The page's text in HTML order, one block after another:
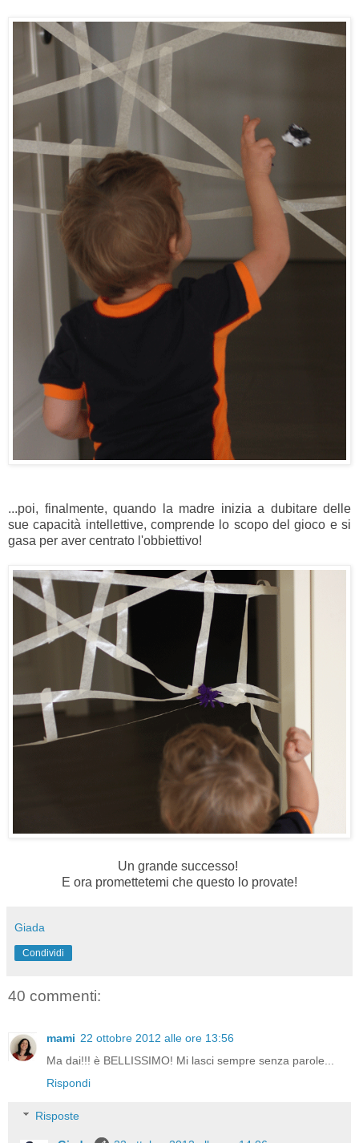
...poi, finalmente, quando la madre inizia a dubitare delle
sue capacità intellettive, comprende lo scopo del gioco e si
gasa per aver centrato l'obbiettivo!
Un grande successo!
E ora promettetemi che questo lo provate!
Giada
Condividi
40 commenti:
mami 22 ottobre 2012 alle ore 13:56
Ma dai!!! è BELLISSIMO! Mi lasci sempre senza parole...
Rispondi
Risposte